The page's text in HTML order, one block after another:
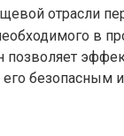
отрасли
в
позволяет
его